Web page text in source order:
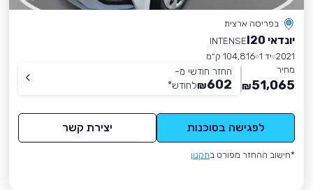
בפריסה ארצית
יונדאי I20
INTENSE
2021 יד 1
104,816 ק״מ
מחיר
51,065
₪
החזר חודשי מ-
602
₪לחודש*
לפגישה בסוכנות יצירת קשר
*חישוב ההחזר מפורט בתקנון